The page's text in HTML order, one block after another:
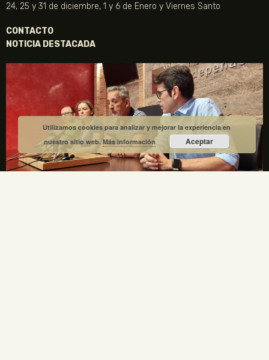
24, 25 y 31 de diciembre, 1 y 6 de Enero y Viernes Santo
CONTACTO
NOTICIA DESTACADA
Utilizamos cookies para analizar y mejorar la experiencia en
nuestro sitio web.Más información Aceptar